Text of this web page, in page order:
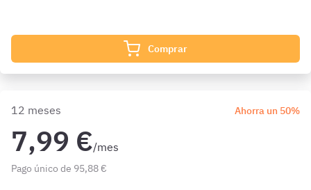
Comprar
12 meses Ahorra un 50%
7,99 €/mes
Pago único de 95,88 €